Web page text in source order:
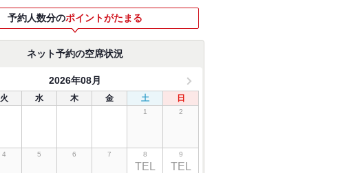
予約人数分のポイントがたまる
ネット予約の空席状況
2026年08月
火 水 木 金 土 日
1 2
4 5 6 7 8
TEL
9
TEL